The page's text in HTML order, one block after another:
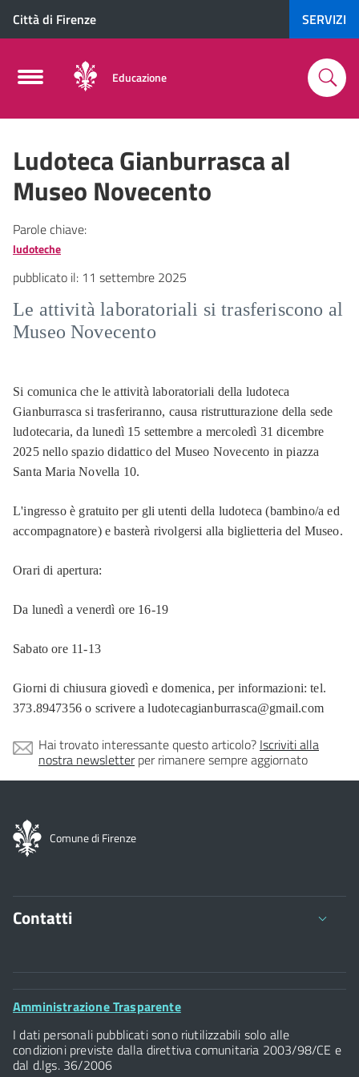
Città di Firenze SERVIZI
Educazione
Ludoteca Gianburrasca al
Museo Novecento
Parole chiave:
ludoteche
pubblicato il: 11 settembre 2025
Le attività laboratoriali si trasferiscono al
Museo Novecento
Si comunica che le attività laboratoriali della ludoteca
Gianburrasca si trasferiranno, causa ristrutturazione della sede
ludotecaria, da lunedì 15 settembre a mercoledì 31 dicembre
2025 nello spazio didattico del Museo Novecento in piazza
Santa Maria Novella 10.
L'ingresso è gratuito per gli utenti della ludoteca (bambino/a ed
accompagnatore) e basterà rivolgersi alla biglietteria del Museo.
Orari di apertura:
Da lunedì a venerdì ore 16-19
Sabato ore 11-13
Giorni di chiusura giovedì e domenica, per informazioni: tel.
373.8947356 o scrivere a ludotecagianburrasca@gmail.com
Hai trovato interessante questo articolo? Iscriviti alla
nostra newsletterper rimanere sempre aggiornato
Comune di Firenze
Contatti
Comune di Firenze
Palazzo Vecchio
Piazza della Signoria - 50122, Firenze
P.IVA 01307110484
Footer
Amministrazione Trasparente
I dati personali pubblicati sono riutilizzabili solo alle
condizioni previste dalla direttiva comunitaria 2003/98/CE e
dal d.lgs. 36/2006